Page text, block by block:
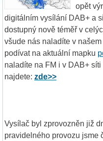
opět
digitálním vysílání DAB+ a
dostupný nově téměř v
všude nás naladíte v
podívat na aktuální mapku
naladíte na FM i v DAB+
najdete: zde>>
Vysílač byl zprovozněn již
pravidelného provozu